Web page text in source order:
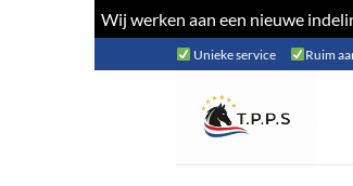
Wij werken aan een nieuwe
naar
Unieke service Ruim